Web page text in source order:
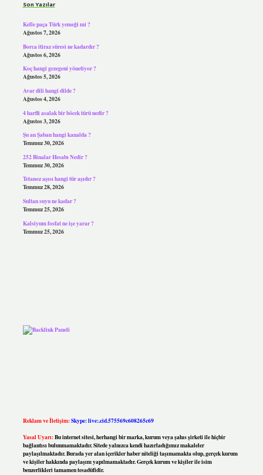
Son Yazılar
Kelle paça Türk yemeği mi ?
Ağustos 7, 2026
Borca itiraz süresi ne kadardır ?
Ağustos 6, 2026
Koç hangi gezegeni yönetiyor ?
Ağustos 5, 2026
Avar dili hangi dilde ?
Ağustos 4, 2026
4 harfli asalak bir böcek türü nedir ?
Ağustos 3, 2026
Şu an Şaban hangi kanalda ?
Temmuz 30, 2026
252 Binalar Hesabı Nedir ?
Temmuz 30, 2026
Tetanoz aşısı hangi tür aşıdır ?
Temmuz 28, 2026
Sultan suyu ne kadar ?
Temmuz 25, 2026
Kalsiyum fosfat ne işe yarar ?
Temmuz 25, 2026
Reklam ve İletişim:Skype: live:.cid.575569c608265c69
Yasal Uyarı:Bu internet sitesi, herhangi bir marka, kurum veya şahıs şirketi ile hiçbir
bağlantısı bulunmamaktadır. Sitede yalnızca kendi hazırladığımız makaleler
paylaşılmaktadır. Burada yer alan içerikler haber niteliği taşımamakta olup, gerçek kurum
ve kişiler hakkında paylaşım yapılmamaktadır. Gerçek kurum ve kişiler ile isim
benzerlikleri tamamen tesadüfidir.